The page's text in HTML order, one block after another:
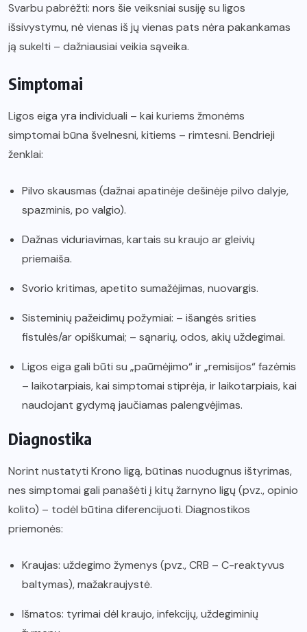
Svarbu pabrėžti: nors šie veiksniai susiję su ligos
išsivystymu, nė vienas iš jų vienas pats nėra pakankamas
ją sukelti – dažniausiai veikia sąveika.
Simptomai
Ligos eiga yra individuali – kai kuriems žmonėms
simptomai būna švelnesni, kitiems – rimtesni. Bendrieji
ženklai:
Pilvo skausmas (dažnai apatinėje dešinėje pilvo dalyje,
spazminis, po valgio).
Dažnas viduriavimas, kartais su kraujo ar gleivių
priemaiša.
Svorio kritimas, apetito sumažėjimas, nuovargis.
Sisteminių pažeidimų požymiai: – išangės srities
fistulės/ar opiškumai; – sąnarių, odos, akių uždegimai.
Ligos eiga gali būti su „paūmėjimo“ ir „remisijos“ fazėmis
– laikotarpiais, kai simptomai stiprėja, ir laikotarpiais, kai
naudojant gydymą jaučiamas palengvėjimas.
Diagnostika
Norint nustatyti Krono ligą, būtinas nuodugnus ištyrimas,
nes simptomai gali panašėti į kitų žarnyno ligų (pvz., opinio
kolito) – todėl būtina diferencijuoti. Diagnostikos
priemonės:
Kraujas: uždegimo žymenys (pvz., CRB – C-reaktyvus
baltymas), mažakraujystė.
Išmatos: tyrimai dėl kraujo, infekcijų, uždegiminių